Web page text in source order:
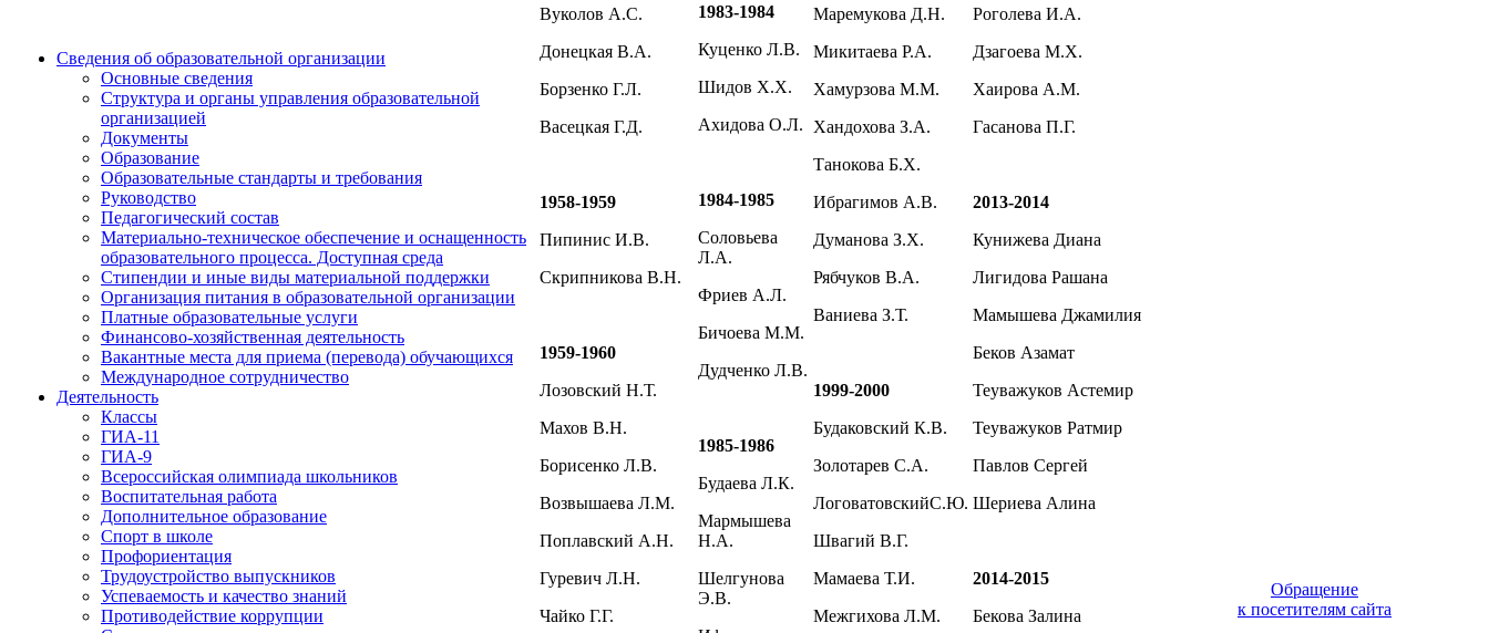
Сведения об образовательной организации
Основные сведения
Структура и органы управления образовательной
организацией
Документы
Образование
Образовательные стандарты и требования
Руководство
Педагогический состав
Материально-техническое обеспечение и оснащенность
образовательного процесса. Доступная среда
Стипендии и иные виды материальной поддержки
Организация питания в образовательной организации
Платные образовательные услуги
Финансово-хозяйственная деятельность
Вакантные места для приема (перевода) обучающихся
Международное сотрудничество
Деятельность
Классы
ГИА-11
ГИА-9
Всероссийская олимпиада школьников
Воспитательная работа
Дополнительное образование
Спорт в школе
Профориентация
Трудоустройство выпускников
Успеваемость и качество знаний
Противодействие коррупции
Вуколов А.С.
Донецкая В.А.
Борзенко Г.Л.
Васецкая Г.Д.
1958-1959
Пипинис И.В.
Скрипникова В.Н.
1959-1960
Лозовский Н.Т.
Махов В.Н.
Борисенко Л.В.
Возвышаева Л.М.
Поплавский А.Н.
Гуревич Л.Н.
Чайко Г.Г.
1983-1984
Куценко Л.В.
Шидов Х.Х.
Ахидова О.Л.
1984-1985
Соловьева
Л.А.
Фриев А.Л.
Бичоева М.М.
Дудченко Л.В.
1985-1986
Будаева Л.К.
Мармышева
Н.А.
Шелгунова
Э.В.
Маремукова Д.Н.
Микитаева Р.А.
Хамурзова М.М.
Хандохова З.А.
Танокова Б.Х.
Ибрагимов А.В.
Думанова З.Х.
Рябчуков В.А.
Ваниева З.Т.
1999-2000
Будаковский К.В.
Золотарев С.А.
ЛоговатовскийС.Ю.
Швагий В.Г.
Мамаева Т.И.
Межгихова Л.М.
Роголева И.А.
Дзагоева М.Х.
Хаирова А.М.
Гасанова П.Г.
2013-2014
Кунижева Диана
Лигидова Рашана
Мамышева Джамилия
Беков Азамат
Теуважуков Астемир
Теуважуков Ратмир
Павлов Сергей
Шериева Алина
2014-2015
Бекова Залина
Обращение
к посетителям сайта